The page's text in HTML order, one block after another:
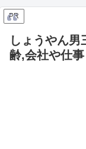
PR
しょうやん
齢,会社や仕事